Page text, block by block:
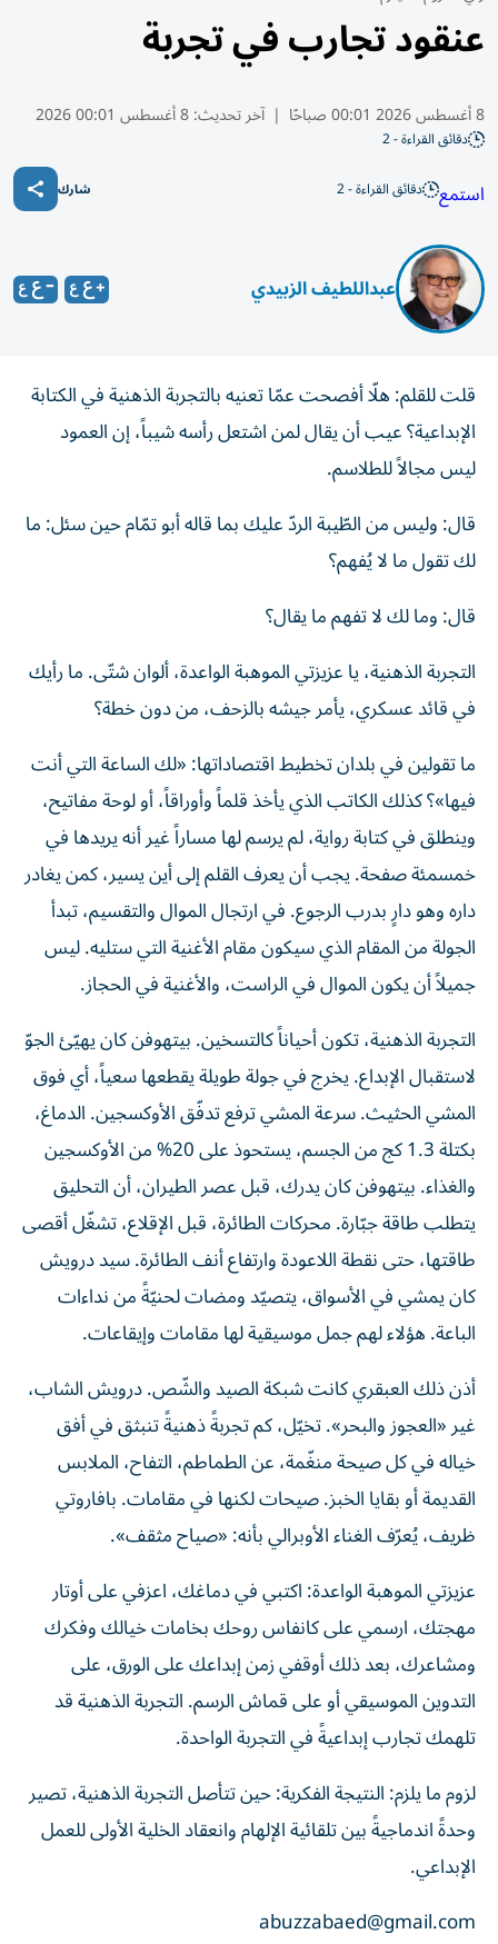
عنقود تجارب في تجربة
8 أغسطس 2026 00:01 صباحًا | آخر تحديث:8 أغسطس 00:01 2026
دقائق القراءة - 2
استمع دقائق القراءة - 2 شارك
عبداللطيف الزبيدي
قلت للقلم: هلّا أفصحت عمّا تعنيه بالتجربة الذهنية في الكتابة
الإبداعية؟ عيب أن يقال لمن اشتعل رأسه شيباً، إن العمود
ليس مجالاً للطلاسم.
قال: وليس من الطّيبة الردّ عليك بما قاله أبو تمّام حين سئل: ما
لك تقول ما لا يُفهم؟
قال: وما لك لا تفهم ما يقال؟
التجربة الذهنية، يا عزيزتي الموهبة الواعدة، ألوان شتّى. ما رأيك
في قائد عسكري، يأمر جيشه بالزحف، من دون خطة؟
ما تقولين في بلدان تخطيط اقتصاداتها: «لك الساعة التي أنت
فيها»؟ كذلك الكاتب الذي يأخذ قلماً وأوراقاً، أو لوحة مفاتيح،
وينطلق في كتابة رواية، لم يرسم لها مساراً غير أنه يريدها في
خمسمئة صفحة. يجب أن يعرف القلم إلى أين يسير، كمن يغادر
داره وهو دارٍ بدرب الرجوع. في ارتجال الموال والتقسيم، تبدأ
الجولة من المقام الذي سيكون مقام الأغنية التي ستليه. ليس
جميلاً أن يكون الموال في الراست، والأغنية في الحجاز.
التجربة الذهنية، تكون أحياناً كالتسخين. بيتهوفن كان يهيّئ الجوّ
لاستقبال الإبداع. يخرج في جولة طويلة يقطعها سعياً، أي فوق
المشي الحثيث. سرعة المشي ترفع تدفّق الأوكسجين. الدماغ،
بكتلة 1.3 كج من الجسم، يستحوذ على 20% من الأوكسجين
والغذاء. بيتهوفن كان يدرك، قبل عصر الطيران، أن التحليق
يتطلب طاقة جبّارة. محركات الطائرة، قبل الإقلاع، تشغّل أقصى
طاقتها، حتى نقطة اللاعودة وارتفاع أنف الطائرة. سيد درويش
كان يمشي في الأسواق، يتصيّد ومضات لحنيّةً من نداءات
الباعة. هؤلاء لهم جمل موسيقية لها مقامات وإيقاعات.
أذن ذلك العبقري كانت شبكة الصيد والشّص. درويش الشاب،
غير «العجوز والبحر». تخيّل، كم تجربةً ذهنيةً تنبثق في أفق
خياله في كل صيحة منغّمة، عن الطماطم، التفاح، الملابس
القديمة أو بقايا الخبز. صيحات لكنها في مقامات. بافاروتي
ظريف، يُعرّف الغناء الأوبرالي بأنه: «صياح مثقف».
عزيزتي الموهبة الواعدة: اكتبي في دماغك، اعزفي على أوتار
مهجتك، ارسمي على كانفاس روحك بخامات خيالك وفكرك
ومشاعرك، بعد ذلك أوقفي زمن إبداعك على الورق، على
التدوين الموسيقي أو على قماش الرسم. التجربة الذهنية قد
تلهمك تجارب إبداعيةً في التجربة الواحدة.
لزوم ما يلزم: النتيجة الفكرية: حين تتأصل التجربة الذهنية، تصير
وحدةً اندماجيةً بين تلقائية الإلهام وانعقاد الخلية الأولى للعمل
الإبداعي.
abuzzabaed@gmail.com